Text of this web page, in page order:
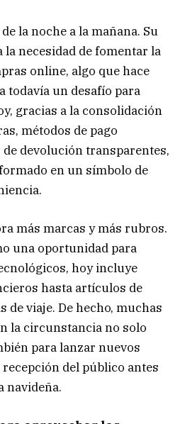
la noche a la mañana. Su
necesidad de fomentar la
online, algo que hace
todavía un desafío para
gracias a la consolidación
métodos de pago
devolución transparentes,
en un símbolo de
más marcas y más rubros.
una oportunidad para
hoy incluye
hasta artículos de
de viaje. De hecho, muchas
la circunstancia no solo
para lanzar nuevos
del público antes
navideña.